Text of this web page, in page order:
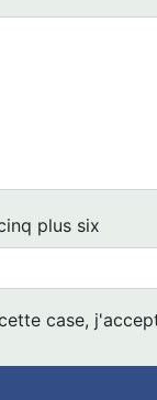
plus six
case,